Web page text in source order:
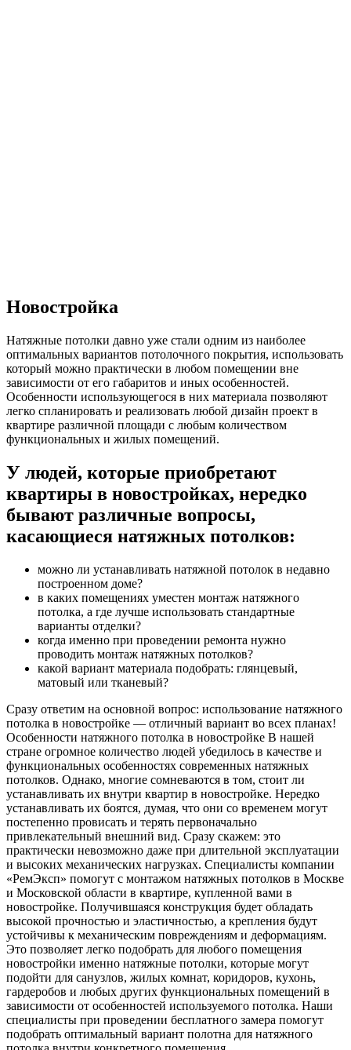
Новостройка
Натяжные потолки давно уже стали одним из наиболее
оптимальных вариантов потолочного покрытия, использовать
который можно практически в любом помещении вне
зависимости от его габаритов и иных особенностей.
Особенности использующегося в них материала позволяют
легко спланировать и реализовать любой дизайн проект в
квартире различной площади с любым количеством
функциональных и жилых помещений.
У людей, которые приобретают
квартиры в новостройках, нередко
бывают различные вопросы,
касающиеся натяжных потолков:
можно ли устанавливать натяжной потолок в недавно
построенном доме?
в каких помещениях уместен монтаж натяжного
потолка, а где лучше использовать стандартные
варианты отделки?
когда именно при проведении ремонта нужно
проводить монтаж натяжных потолков?
какой вариант материала подобрать: глянцевый,
матовый или тканевый?
Сразу ответим на основной вопрос: использование натяжного
потолка в новостройке — отличный вариант во всех планах!
Особенности натяжного потолка в новостройке В нашей
стране огромное количество людей убедилось в качестве и
функциональных особенностях современных натяжных
потолков. Однако, многие сомневаются в том, стоит ли
устанавливать их внутри квартир в новостройке. Нередко
устанавливать их боятся, думая, что они со временем могут
постепенно провисать и терять первоначально
привлекательный внешний вид. Сразу скажем: это
практически невозможно даже при длительной эксплуатации
и высоких механических нагрузках. Специалисты компании
«РемЭксп» помогут с монтажом натяжных потолков в Москве
и Московской области в квартире, купленной вами в
новостройке. Получившаяся конструкция будет обладать
высокой прочностью и эластичностью, а крепления будут
устойчивы к механическим повреждениям и деформациям.
Это позволяет легко подобрать для любого помещения
новостройки именно натяжные потолки, которые могут
подойти для санузлов, жилых комнат, коридоров, кухонь,
гардеробов и любых других функциональных помещений в
зависимости от особенностей используемого потолка. Наши
специалисты при проведении бесплатного замера помогут
подобрать оптимальный вариант полотна для натяжного